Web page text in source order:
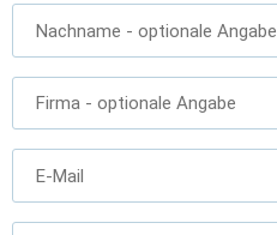
Nachname - optionale Angabe
Firma - optionale Angabe
E-Mail